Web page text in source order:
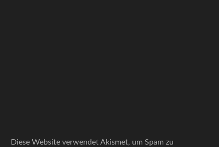
Diese Website verwendet Akismet, um Spam zu